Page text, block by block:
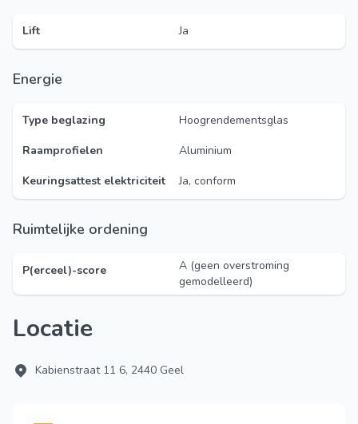
Lift Ja
Energie
Type beglazing
Hoogrendementsglas
Raamprofielen
Aluminium
Keuringsattest elektriciteit
Ja, conform
Ruimtelijke ordening
P(erceel)-score
A (geen overstroming
gemodelleerd)
Locatie
Kabienstraat 11 6, 2440 Geel